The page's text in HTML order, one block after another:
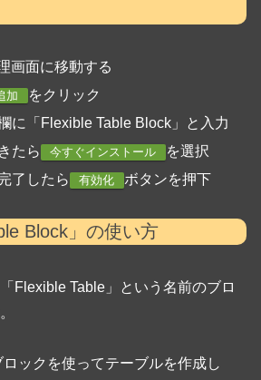
画面に移動する
加
をクリック
に「Flexible Table Block」と入力
たら
今すぐインストール
を選択
了したら
有効化 ボタンを押下
Block」の使い方
Flexible Table」という名前のブロ
ロックを使ってテーブルを作成し